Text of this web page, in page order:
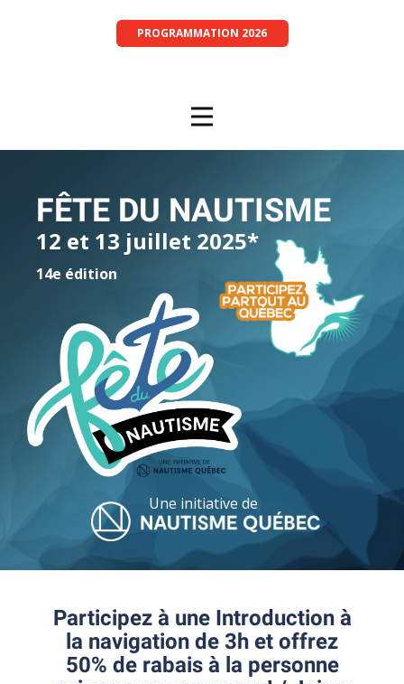
PROGRAMMATION 2026
FÊTE DU NAUTISME
12 et 13 juillet 2025*
14e édition
Une initiative de
Participez à une Introduction à
la navigation de 3h et offrez
50% de rabais à la personne